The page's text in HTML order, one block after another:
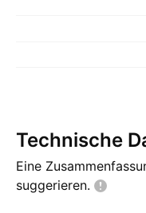
Technische
Eine
suggerieren.